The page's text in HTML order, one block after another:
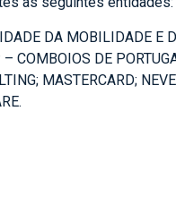
DA MOBILIDADE
COMBOIOS DE
MASTERCARD;